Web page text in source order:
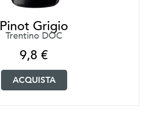
Pinot Grigio
Trentino DOC
9,8 €
ACQUISTA